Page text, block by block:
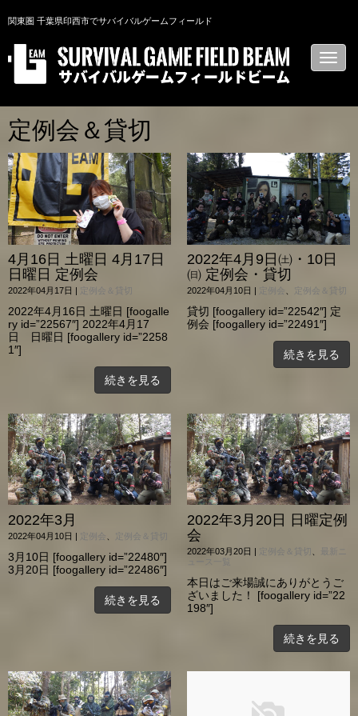
関東圏 千葉県印西市でサバイバルゲームフィールド
N
a
g
o
n
定例会＆貸切
4月16日 土曜日 4月17日
日曜日 定例会
2022年04月17日 定例会＆貸切
2022年4月16日 土曜日 [foogalle
ry id=”22567″] 2022年4月17
日 日曜日 [foogallery id=”2258
1″]
続きを見る
2022年4月9日㈯・10日
㈰ 定例会・貸切
2022年04月10日 定例会 、 定例会＆貸切
貸切 [foogallery id=”22542″] 定
例会 [foogallery id=”22491″]
続きを見る
2022年3月
2022年04月10日 | 定例会 定例会＆貸切
3月10日 [foogallery id=”22480″]
3月20日 [foogallery id=”22486″]
続きを見る
2022年3月20日 日曜定例
会
2022年03月20日 | 定例会＆貸切
最新ニ
本日はご来場誠にありがとうご
ざいました！ [foogallery id=”22
198″]
続きを見る